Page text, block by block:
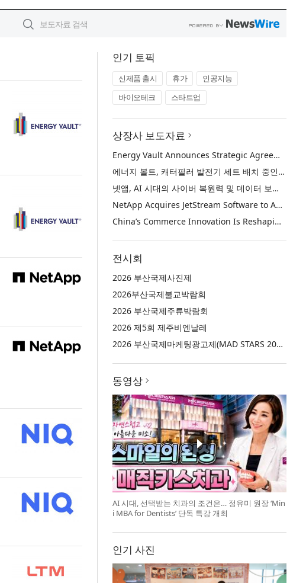
인기 토픽
신제품 출시 휴가
인공지능
바이오테크
스타트업
상장사 보도자료
Energy Vault Announces Strategic Agreement to Deploy 1.25 GW of Integrated Power Infrastructure for Hyperscaler AI Data Center with Leading Power Generation EPC Deploying Caterpillar Gensets
에너지 볼트, 캐터필러 발전기 세트 배치 중인 선도적인 발전 EPC를 통해 하이퍼스케일러 AI 데이터센터를 위한 1.25 GW 통합 전력 인프라 구축을 위한 전략적 계약 체결
넷앱, AI 시대의 사이버 복원력 및 데이터 보호 강화를 위해 젯스트림 소프트웨어 인수
NetApp Acquires JetStream Software to Advance Cyber Resilience and Data Protection for the AI Era
China’s Commerce Innovation Is Reshaping Global Retail
전시회
2026 부산국제사진제
2026부산국제불교박람회
2026 부산국제주류박람회
2026 제5회 제주비엔날레
2026 부산국제마케팅광고제(MAD STARS 2026)
동영상
AI 시대, 선택받는 치과의 조건은… 정유미 원장 ‘Min
i MBA for Dentists’ 단독 특강 개최
인기 사진